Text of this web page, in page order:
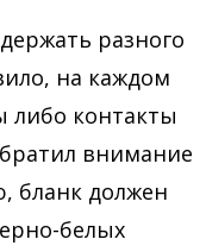
разного
на каждом
либо контакты
внимание
бланк должен
белых